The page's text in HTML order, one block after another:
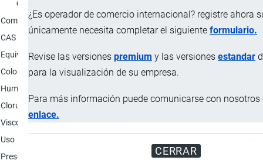
¿Es operador de comercio internacional? registre ahora
únicamente necesita completar el siguiente formulario.
Revise las versiones premium y las versiones estandar
para la visualización de su empresa.
Para más información puede comunicarse con nosotros
enlace.
CERRAR
Característica
Composición
100 % Oxirane, mono[(alkyl(c=12-
CAS
Equivalente epoxi
275 - 300 g/eq
Color
Incoloro.
Humedad (%)
Cloruro hidrolizable (%)
Viscosidad (25ºC)
Uso
Presentación
Tambor de acero por 180 kilos; Tachos de 15